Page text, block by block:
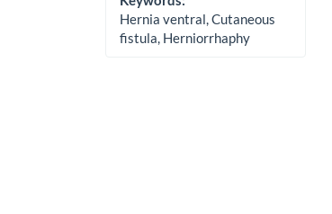
Hernia ventral, Cutaneous
fistula, Herniorrhaphy